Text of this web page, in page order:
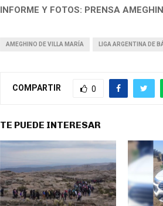
INFORME Y FOTOS: PRENSA
AMEGHINO DE VILLA MARÍA LIGA ARGENTINA DE
COMPARTIR 0
TE PUEDE INTERESAR